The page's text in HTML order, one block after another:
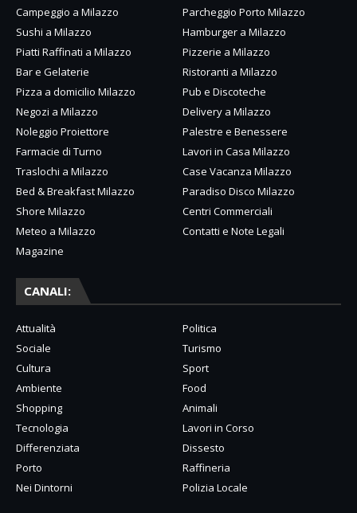
Campeggio a Milazzo
Parcheggio Porto Milazzo
Sushi a Milazzo
Hamburger a Milazzo
Piatti Raffinati a Milazzo
Pizzerie a Milazzo
Bar e Gelaterie
Ristoranti a Milazzo
Pizza a domicilio Milazzo
Pub e Discoteche
Negozi a Milazzo
Delivery a Milazzo
Noleggio Proiettore
Palestre e Benessere
Farmacie di Turno
Lavori in Casa Milazzo
Traslochi a Milazzo
Case Vacanza Milazzo
Bed & Breakfast Milazzo
Paradiso Disco Milazzo
Shore Milazzo
Centri Commerciali
Meteo a Milazzo
Contatti e Note Legali
Magazine
CANALI:
Attualità
Politica
Sociale
Turismo
Cultura
Sport
Ambiente
Food
Shopping
Animali
Tecnologia
Lavori in Corso
Differenziata
Dissesto
Porto
Raffineria
Nei Dintorni
Polizia Locale